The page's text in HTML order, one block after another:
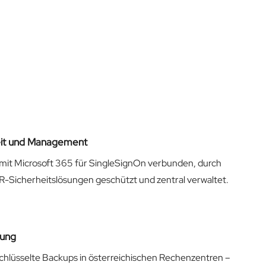
und Management
Microsoft 365 für SingleSignOn verbunden, durch
Sicherheitslösungen geschützt und zentral verwaltet.
Backups in österreichischen Rechenzentren –